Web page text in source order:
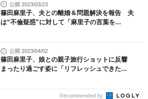
公開 2023/03/23
篠田麻里子、夫との離婚＆問題解決を報告 夫
は“不倫疑惑”に対して「麻里子の言葉を...
公開 2023/04/02
篠田麻里子、娘との親子旅行ショットに反響
まったり過ごす姿に「リフレッシュできた...
Recommended by